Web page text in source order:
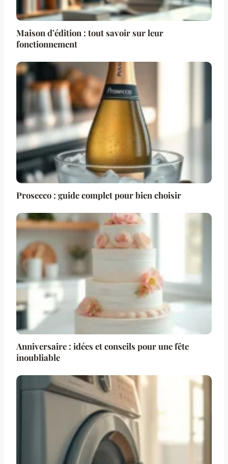
Maison d’édition : tout savoir sur leur
fonctionnement
Prosecco : guide complet pour bien choisir
Anniversaire : idées et conseils pour une fête
inoubliable